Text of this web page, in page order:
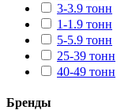
3-3.9 тонн
1-1.9 тонн
5-5.9 тонн
25-39 тонн
40-49 тонн
Бренды